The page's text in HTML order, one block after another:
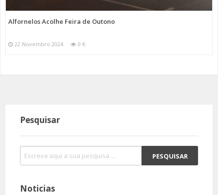
Alfornelos Acolhe Feira de Outono
22 Novembro 2024 0 K
Pesquisar
Noticias